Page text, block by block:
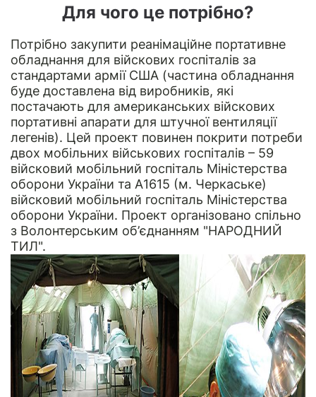
Для чого це потрібно?
Потрібно закупити реанімаційне портативне
обладнання для війскових госпіталів за
стандартами армії США (частина обладнання
буде доставлена від виробників, які
постачають для американських війскових
портативні апарати для штучної вентиляції
легенів). Цей проект повинен покрити потреби
двох мобільних військових госпіталів – 59
війсковий мобільний госпіталь Міністерства
оборони України та А1615 (м. Черкаське)
війсковий мобільний госпіталь Міністерства
оборони України. Проект організовано спільно
з Волонтерським об’єднанням "НАРОДНИЙ
ТИЛ".